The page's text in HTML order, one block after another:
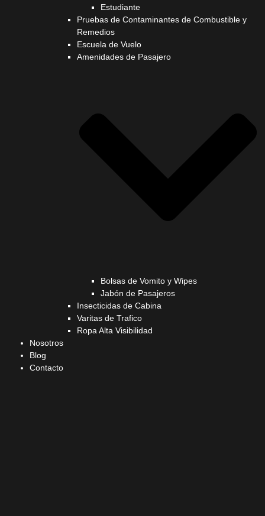
Estudiante
Pruebas de Contaminantes de Combustible y
Remedios
Escuela de Vuelo
Amenidades de Pasajero
Bolsas de Vomito y Wipes
Jabón de Pasajeros
Insecticidas de Cabina
Varitas de Trafico
Ropa Alta Visibilidad
Nosotros
Blog
Contacto